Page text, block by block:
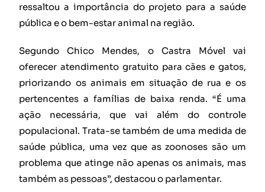
ressaltou a importância do projeto para a saúde
pública e o bem-estar animal na região.
Segundo Chico Mendes, o Castra Móvel vai
oferecer atendimento gratuito para cães e gatos,
priorizando os animais em situação de rua e os
pertencentes a famílias de baixa renda. “É uma
ação necessária, que vai além do controle
populacional. Trata-se também de uma medida de
saúde pública, uma vez que as zoonoses são um
problema que atinge não apenas os animais, mas
também as pessoas”, destacou o parlamentar.